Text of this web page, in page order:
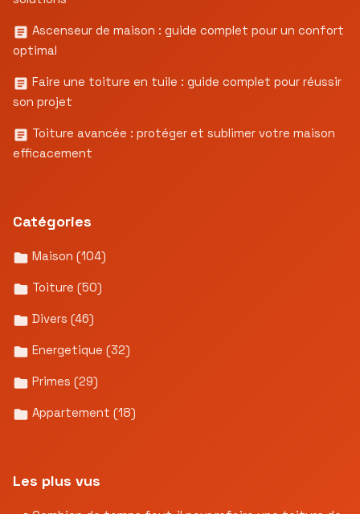
Ascenseur de maison : guide complet pour un confort
optimal
Faire une toiture en tuile : guide complet pour réussir
son projet
Toiture avancée : protéger et sublimer votre maison
efficacement
Catégories
Maison (104)
Toiture (50)
Divers (46)
Energetique (32)
Primes (29)
Appartement (18)
Les plus vus